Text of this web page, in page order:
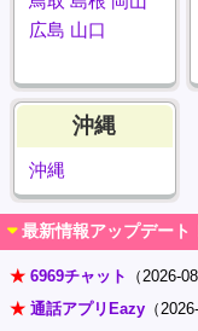
広島 山口
沖縄
沖縄
最新情報アップデート
★ 6969チャット
（2026-
★ 通話アプリEazy （